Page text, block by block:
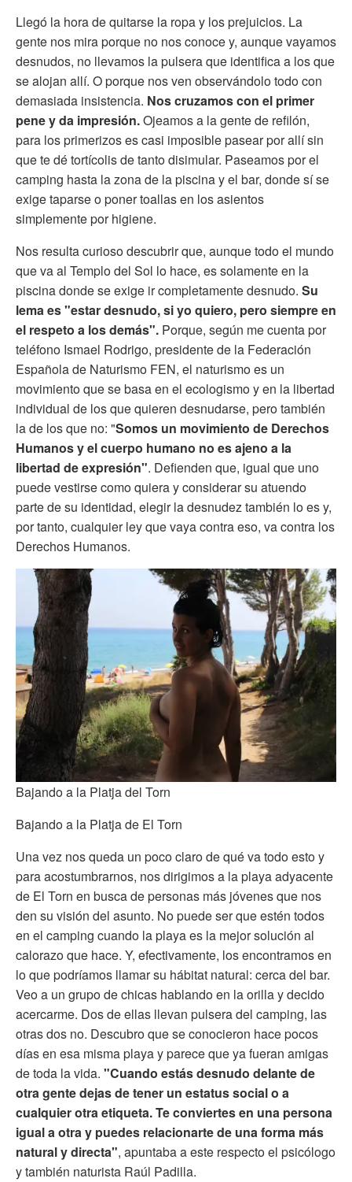
Llegó la hora de quitarse la ropa y los prejuicios. La
gente nos mira porque no nos conoce y, aunque vayamos
desnudos, no llevamos la pulsera que identifica a los que
se alojan allí. O porque nos ven observándolo todo con
demasiada insistencia. Nos cruzamos con el primer
pene y da impresión.Ojeamos a la gente de refilón,
para los primerizos es casi imposible pasear por allí sin
que te dé tortícolis de tanto disimular. Paseamos por el
camping hasta la zona de la piscina y el bar, donde sí se
exige taparse o poner toallas en los asientos
simplemente por higiene.
Nos resulta curioso descubrir que, aunque todo el mundo
que va al Templo del Sol lo hace, es solamente en la
piscina donde se exige ir completamente desnudo. Su
lema es "estar desnudo, si yo quiero, pero siempre en
el respeto a los demás". Porque, según me cuenta por
teléfono Ismael Rodrigo, presidente de la Federación
Española de Naturismo FEN, el naturismo es un
movimiento que se basa en el ecologismo y en la libertad
individual de los que quieren desnudarse, pero también
la de los que no: "Somos un movimiento de Derechos
Humanos y el cuerpo humano no es ajeno a la
libertad deexpresión". Defienden que, igual que uno
puede vestirse como quiera y considerar su atuendo
parte de su identidad, elegir la desnudez también lo es y,
por tanto, cualquier ley que vaya contra eso, va contra los
Derechos Humanos.
Bajando a la Platja del Torn
Bajando a la Platja de El Torn
Una vez nos queda un poco claro de qué va todo esto y
para acostumbrarnos, nos dirigimos a la playa adyacente
de El Torn en busca de personas más jóvenes que nos
den su visión del asunto. No puede ser que estén todos
en el camping cuando la playa es la mejor solución al
calorazo que hace. Y, efectivamente, los encontramos en
lo que podríamos llamar su hábitat natural: cerca del bar.
Veo a un grupo de chicas hablando en la orilla y decido
acercarme. Dos de ellas llevan pulsera del camping, las
otras dos no. Descubro que se conocieron hace pocos
días en esa misma playa y parece que ya fueran amigas
de toda la vida. "Cuando estás desnudo delante de
otra gente dejas de tener un estatus social o a
cualquier otra etiqueta. Te conviertes en una persona
igual a otra y puedes relacionarte de una forma más
natural y directa", apuntaba a este respecto el psicólogo
y también naturista Raúl Padilla.